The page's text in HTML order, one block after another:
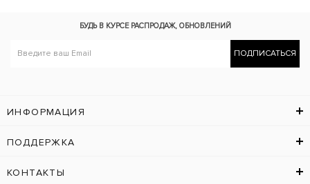
БУДЬ В КУРСЕ РАСПРОДАЖ, ОБНОВЛЕНИЙ
ПОДПИСАТЬСЯ
ИНФОРМАЦИЯ
ПОДДЕРЖКА
КОНТАКТЫ